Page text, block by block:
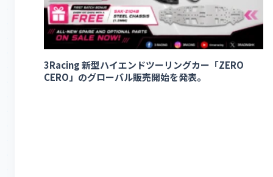
3Racing 新型ハイエンドツーリングカー「ZERO
CERO」のグローバル販売開始を発表。